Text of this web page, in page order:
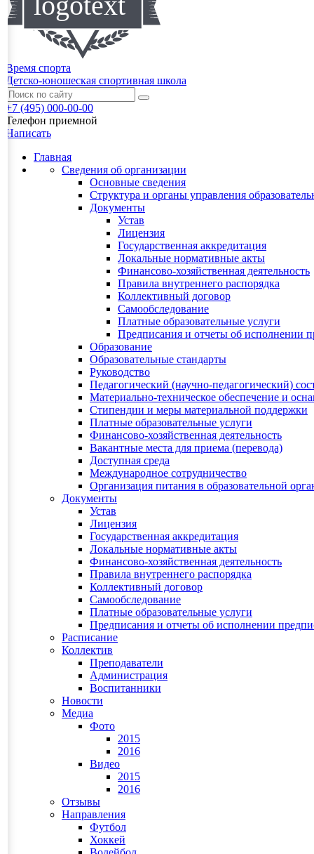
Время спорта
Детско-юношеская спортивная школа
+7 (495) 000-00-00
Телефон приемной
Написать
Главная
Сведения об организации
Основные сведения
Структура и органы управления
Документы
Устав
Лицензия
Государственная аккредитация
Локальные нормативные акты
Финансово-хозяйственная деятельность
Правила внутреннего распорядка
Коллективный договор
Самообследование
Платные образовательные услуги
Предписания и отчеты об исполнении
Образование
Образовательные стандарты
Руководство
Педагогический (научно-педагогический)
Материально-техническое обеспечение и
Стипендии и меры материальной поддержки
Платные образовательные услуги
Финансово-хозяйственная деятельность
Вакантные места для приема (перевода)
Доступная среда
Международное сотрудничество
Организация питания в образовательной
Документы
Устав
Лицензия
Государственная аккредитация
Локальные нормативные акты
Финансово-хозяйственная деятельность
Правила внутреннего распорядка
Коллективный договор
Самообследование
Платные образовательные услуги
Предписания и отчеты об исполнении
Расписание
Коллектив
Преподаватели
Администрация
Воспитанники
Новости
Медиа
Фото
2015
2016
Видео
2015
2016
Отзывы
Направления
Футбол
Хоккей